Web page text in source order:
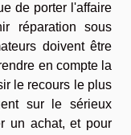
de porter l'affaire
réparation sous
doivent être
en compte la
le recours le plus
sur le sérieux
un achat, et pour